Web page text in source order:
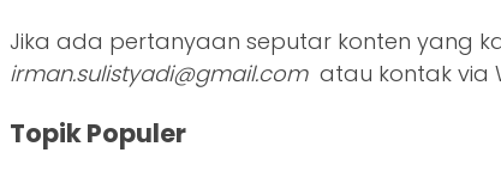
Jika ada pertanyaan seputar konten yang
irman.sulistyadi@gmail.com atau kontak via
Topik Populer